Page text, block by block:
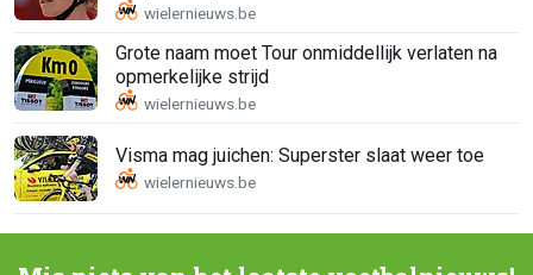
Grote naam moet Tour onmiddellijk verlaten na
opmerkelijke strijd
Visma mag juichen: Superster slaat weer toe